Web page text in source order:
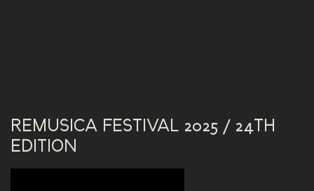
REMUSICA FESTIVAL 2025 / 24TH
EDITION